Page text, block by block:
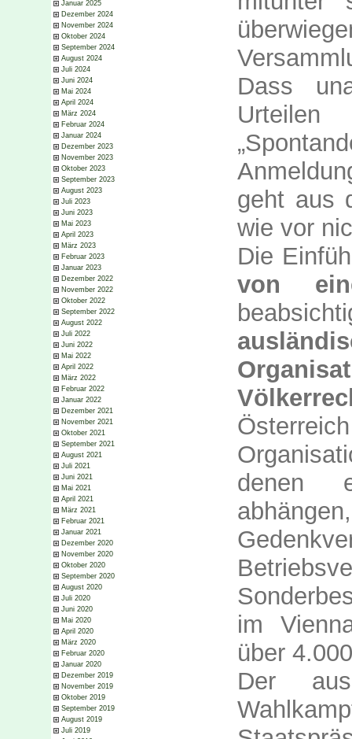
Januar 2025
Dezember 2024
November 2024
Oktober 2024
September 2024
August 2024
Juli 2024
Juni 2024
Mai 2024
April 2024
März 2024
Februar 2024
Januar 2024
Dezember 2023
November 2023
Oktober 2023
September 2023
August 2023
Juli 2023
Juni 2023
Mai 2023
April 2023
März 2023
Februar 2023
Januar 2023
Dezember 2022
November 2022
Oktober 2022
September 2022
August 2022
Juli 2022
Juni 2022
Mai 2022
April 2022
März 2022
Februar 2022
Januar 2022
Dezember 2021
November 2021
Oktober 2021
September 2021
August 2021
Juli 2021
Juni 2021
Mai 2021
April 2021
März 2021
Februar 2021
Januar 2021
Dezember 2020
November 2020
Oktober 2020
September 2020
August 2020
Juli 2020
Juni 2020
Mai 2020
April 2020
März 2020
Februar 2020
Januar 2020
Dezember 2019
November 2019
Oktober 2019
September 2019
August 2019
Juli 2019
Dass
Urteilen
geht aus
wie vor
Die
von
denen
im
über
Der